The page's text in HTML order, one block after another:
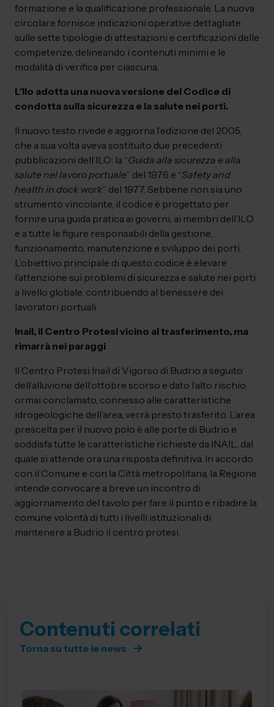
formazione e la qualificazione professionale. La nuova
circolare fornisce indicazioni operative dettagliate
sulle sette tipologie di attestazioni e certificazioni delle
competenze, delineando i contenuti minimi e le
modalità di verifica per ciascuna.
L’Ilo adotta una nuova versione del Codice di
condotta sulla sicurezza e la salute nei porti.
Il nuovo testo rivede e aggiorna l’edizione del 2005,
che a sua volta aveva sostituito due precedenti
pubblicazioni dell’ILO: la “Guida alla sicurezza e alla
salute nel lavoro portuale” del 1976 e “Safety and
health in dock work” del 1977. Sebbene non sia uno
strumento vincolante, il codice è progettato per
fornire una guida pratica ai governi, ai membri dell’ILO
e a tutte le figure responsabili della gestione,
funzionamento, manutenzione e sviluppo dei porti.
L’obiettivo principale di questo codice è elevare
l’attenzione sui problemi di sicurezza e salute nei porti
a livello globale, contribuendo al benessere dei
lavoratori portuali.
Inail, il Centro Protesi vicino al trasferimento, ma
rimarrà nei paraggi
Il Centro Protesi Inail di Vigorso di Budrio a seguito
dell’alluvione dell’ottobre scorso e dato l’alto rischio,
ormai conclamato, connesso alle caratteristiche
idrogeologiche dell’area, verrà presto trasferito. L’area
prescelta per il nuovo polo è alle porte di Budrio e
soddisfa tutte le caratteristiche richieste da INAIL, dal
quale si attende ora una risposta definitiva. In accordo
con il Comune e con la Città metropolitana, la Regione
intende convocare a breve un incontro di
aggiornamento del tavolo per fare il punto e ribadire la
comune volontà di tutti i livelli istituzionali di
mantenere a Budrio il centro protesi.
Contenuti correlati
Torna su tutte le news